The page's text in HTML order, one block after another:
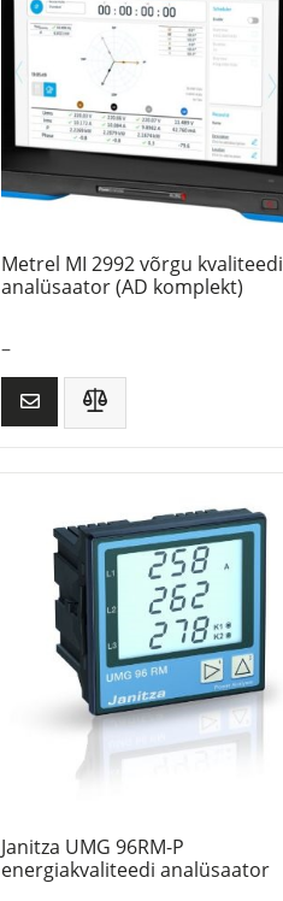
Metrel MI 2992 võrgu kvaliteedi
analüsaator (AD komplekt)
–
Janitza UMG 96RM-P
energiakvaliteedi analüsaator